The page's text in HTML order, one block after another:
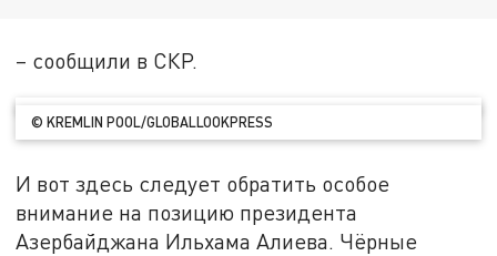
– сообщили в СКР.
© KREMLIN POOL/GLOBALLOOKPRESS
И вот здесь следует обратить особое
внимание на позицию президента
Азербайджана Ильхама Алиева. Чёрные